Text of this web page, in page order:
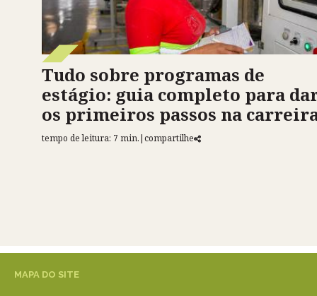
Tudo sobre programas de
estágio: guia completo para
os primeiros passos na
tempo de leitura: 7 min.|compartilhe
MAPA DO SITE